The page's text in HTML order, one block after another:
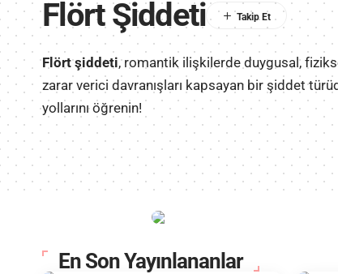
Flört Şiddeti
Flört şiddeti, romantik ilişkilerde duygusal,
zarar verici davranışları kapsayan bir şiddet
yollarını öğrenin!
En Son Yayınlananlar